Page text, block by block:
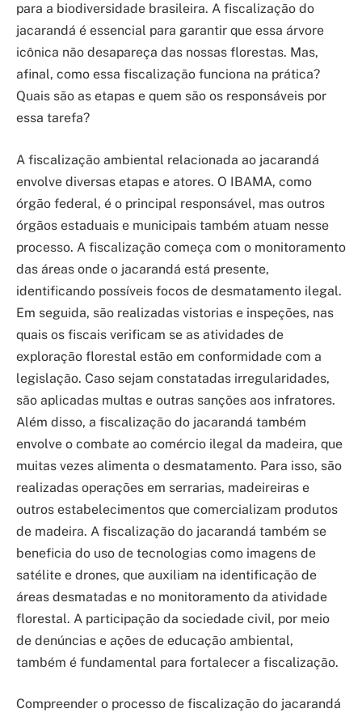
para a biodiversidade brasileira. A fiscalização do
jacarandá é essencial para garantir que essa árvore
icônica não desapareça das nossas florestas. Mas,
afinal, como essa fiscalização funciona na prática?
Quais são as etapas e quem são os responsáveis por
essa tarefa?
A fiscalização ambiental relacionada ao jacarandá
envolve diversas etapas e atores. O IBAMA, como
órgão federal, é o principal responsável, mas outros
órgãos estaduais e municipais também atuam nesse
processo. A fiscalização começa com o monitoramento
das áreas onde o jacarandá está presente,
identificando possíveis focos de desmatamento ilegal.
Em seguida, são realizadas vistorias e inspeções, nas
quais os fiscais verificam se as atividades de
exploração florestal estão em conformidade com a
legislação. Caso sejam constatadas irregularidades,
são aplicadas multas e outras sanções aos infratores.
Além disso, a fiscalização do jacarandá também
envolve o combate ao comércio ilegal da madeira, que
muitas vezes alimenta o desmatamento. Para isso, são
realizadas operações em serrarias, madeireiras e
outros estabelecimentos que comercializam produtos
de madeira. A fiscalização do jacarandá também se
beneficia do uso de tecnologias como imagens de
satélite e drones, que auxiliam na identificação de
áreas desmatadas e no monitoramento da atividade
florestal. A participação da sociedade civil, por meio
de denúncias e ações de educação ambiental,
também é fundamental para fortalecer a fiscalização.
Compreender o processo de fiscalização do jacarandá